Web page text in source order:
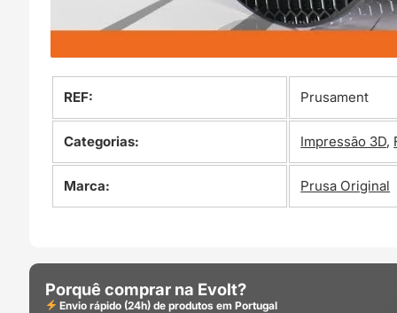
REF: Prusament
Categorias: Impressão 3D,
Marca: Prusa Original
Porquê comprar na Evolt?
Envio rápido (24h) de produtos em Portugal